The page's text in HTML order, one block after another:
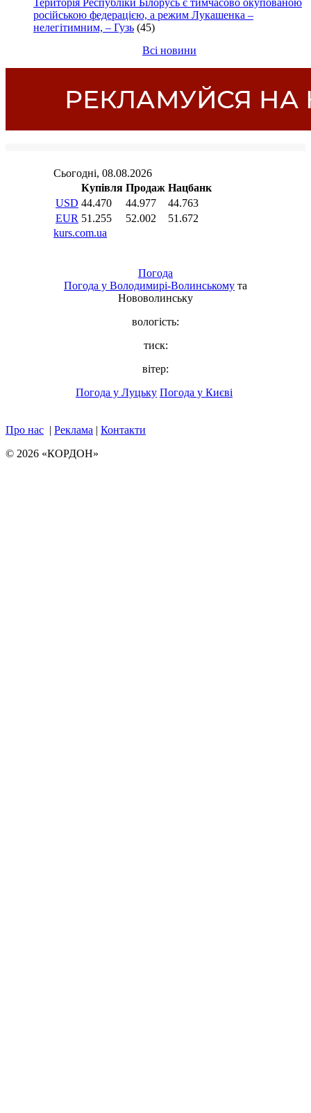
російською федерацією, а режим Лукашенка –
нелегітимним, – Гузь (45)
Всі новини
Погода
Погода у Володимирі-Волинському та
Нововолинську
вологість:
тиск:
вітер:
Погода у Луцьку Погода у Києві
Про нас | Реклама | Контакти
© 2026 «КОРДОН»